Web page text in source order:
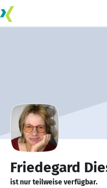
Friedegard
ist nur teilweise verfügbar.